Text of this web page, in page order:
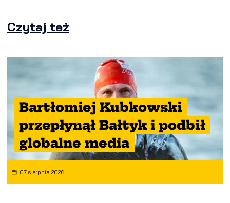
Czytaj też
Bartłomiej Kubkowski
przepłynął Bałtyk i podbił
globalne media
07 sierpnia 2026